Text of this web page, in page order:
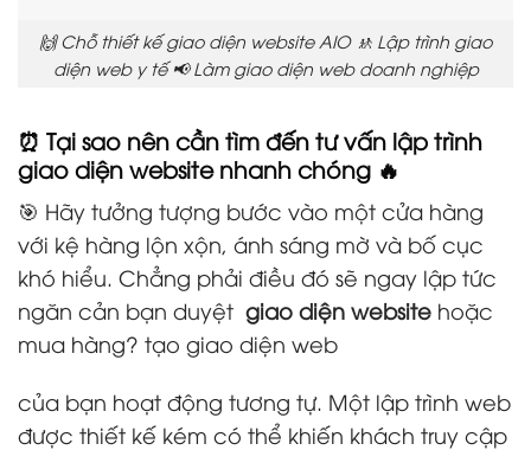
🙌 Chỗ thiết kế giao diện website AIO 🚸 Lập trình giao
diện web y tế 📢 Làm giao diện web doanh nghiệp
⏰ Tại sao nên cần tìm đến tư vấn lập trình
giao diện website nhanh chóng 🔥
🎯 Hãy tưởng tượng bước vào một cửa hàng
với kệ hàng lộn xộn, ánh sáng mờ và bố cục
khó hiểu. Chẳng phải điều đó sẽ ngay lập tức
ngăn cản bạn duyệt giao diện website hoặc
mua hàng? tạo giao diện web
của bạn hoạt động tương tự. Một lập trình web
được thiết kế kém có thể khiến khách truy cập